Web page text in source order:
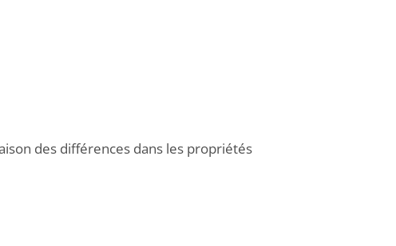
des différences dans les propriétés